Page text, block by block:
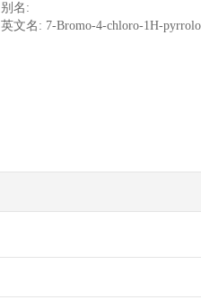
别名:
英文名: 7-Bromo-4-chloro-1H-